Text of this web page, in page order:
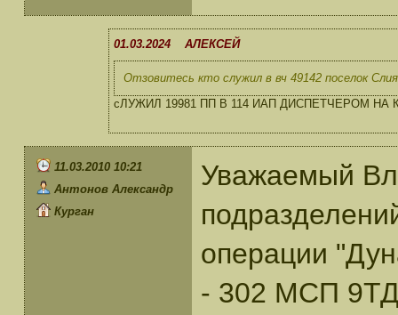
01.03.2024 АЛЕКСЕЙ
Отзовитесь кто служил в вч 49142 поселок
сЛУЖИЛ 19981 ПП В 114 ИАП ДИСПЕТЧЕРОМ
11.03.2010 10:21
Антонов Александр
Курган
Уважаемый
операции
- 302 МСП 9ТД